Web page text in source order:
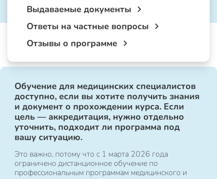
Выдаваемые документы
Ответы на частные вопросы
Отзывы о программе
Обучение для медицинских специалистов
доступно, если вы хотите получить знания
и документ о прохождении курса. Если
цель — аккредитация, нужно отдельно
уточнить, подходит ли программа под
вашу ситуацию.
Это важно, потому что с 1 марта 2026 года
ограничено дистанционное обучение по
профессиональным программам медицинского и